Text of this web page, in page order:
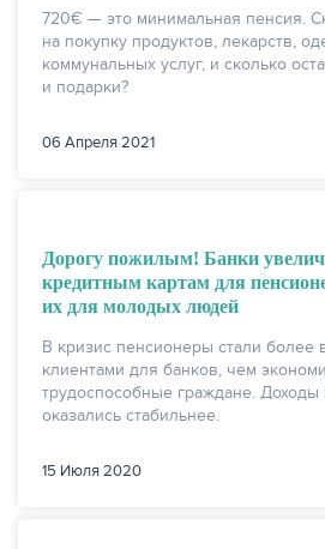
720€ — это минимальная пенсия.
на покупку продуктов, лекарств,
коммунальных услуг, и сколько
и подарки?
06 Апреля 2021
Дорогу пожилым! Банки
кредитным картам для
их для молодых людей
В кризис пенсионеры стали более
клиентами для банков, чем
трудоспособные граждане.
оказались стабильнее.
15 Июля 2020